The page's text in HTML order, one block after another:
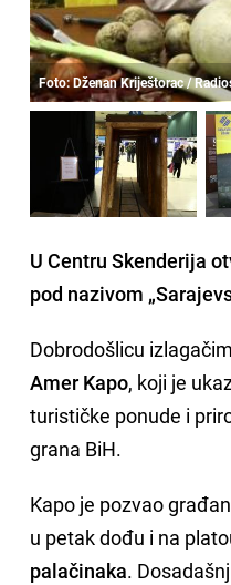
Foto: Dženan Kriještorac /
U Centru Skenderija
pod nazivom
Dobrodošlicu
Amer Kapo, koji je
turističke ponude i
grana BiH.
Kapo je pozvao
u petak dođu i na
palačinaka.